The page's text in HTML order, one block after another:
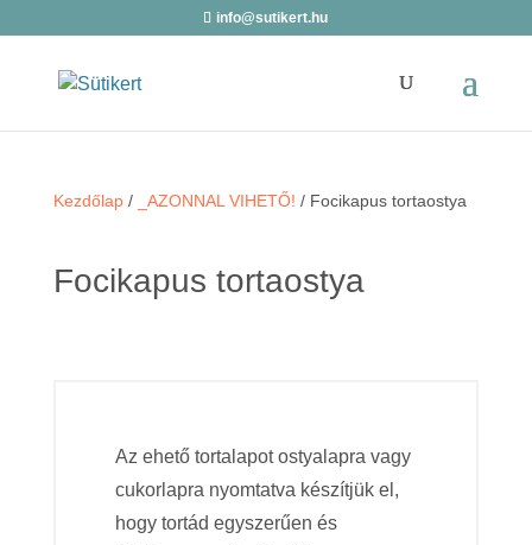
info@sutikert.hu
Kezdőlap/ _AZONNAL VIHETŐ! / Focikapus tortaostya
Focikapus tortaostya
Az ehető tortalapot ostyalapra vagy
cukorlapra nyomtatva készítjük el,
hogy tortád egyszerűen és